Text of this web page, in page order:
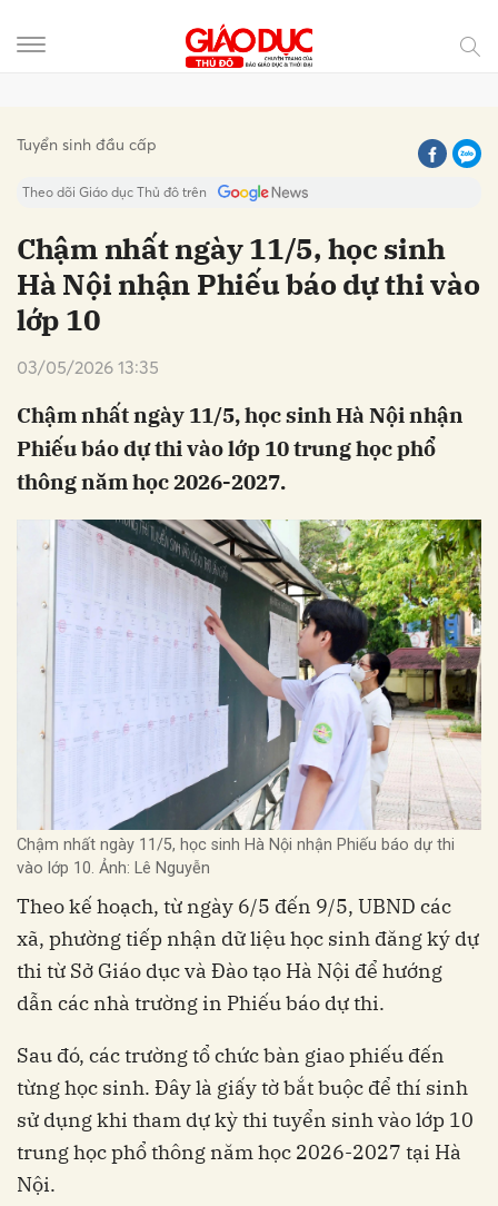
Tuyển sinh đầu cấp
Theo dõi Giáo dục Thủ đô trên
Chậm nhất ngày 11/5, học sinh
Hà Nội nhận Phiếu báo dự thi vào
lớp 10
03/05/2026 13:35
Chậm nhất ngày 11/5, học sinh Hà Nội nhận
Phiếu báo dự thi vào lớp 10 trung học phổ
thông năm học 2026-2027.
Chậm nhất ngày 11/5, học sinh Hà Nội nhận Phiếu báo dự thi
vào lớp 10. Ảnh: Lê Nguyễn
Theo kế hoạch, từ ngày 6/5 đến 9/5, UBND các
xã, phường tiếp nhận dữ liệu học sinh đăng ký dự
thi từ Sở Giáo dục và Đào tạo Hà Nội để hướng
dẫn các nhà trường in Phiếu báo dự thi.
Sau đó, các trường tổ chức bàn giao phiếu đến
từng học sinh. Đây là giấy tờ bắt buộc để thí sinh
sử dụng khi tham dự kỳ thi tuyển sinh vào lớp 10
trung học phổ thông năm học 2026-2027 tại Hà
Nội.
Hủy Gửi